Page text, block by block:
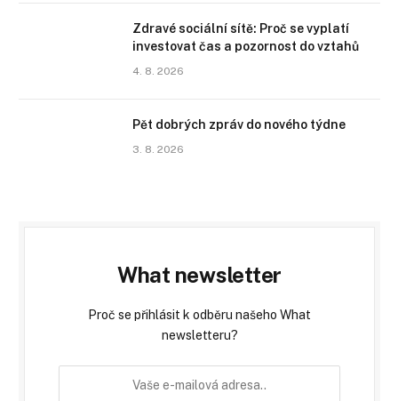
Zdravé sociální sítě: Proč se vyplatí
investovat čas a pozornost do vztahů
4. 8. 2026
Pět dobrých zpráv do nového týdne
3. 8. 2026
What newsletter
Proč se přihlásit k odběru našeho What
newsletteru?